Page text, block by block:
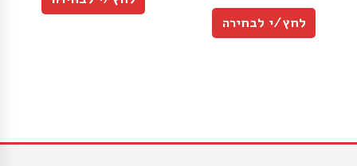
לחץ/י לבחירה